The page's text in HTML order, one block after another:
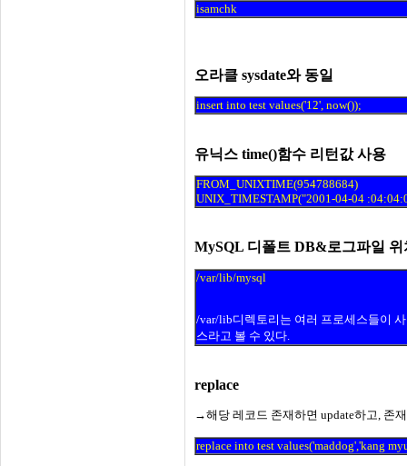
isamchk
오라클 sysdate와 동일
insert into test values('12', now());
유닉스 time()함수 리턴값 사용
FROM_UNIXTIME(954788684)
UNIX_TIMESTAMP("2001-04-04
MySQL 디폴트 DB&로그파일 위
/var/lib/mysql
/var/lib디렉토리는 여러 프로세스들이
스라고 볼 수 있다.
replace
→해당 레코드 존재하면 update하고, 존
replace into test values('maddog','kang